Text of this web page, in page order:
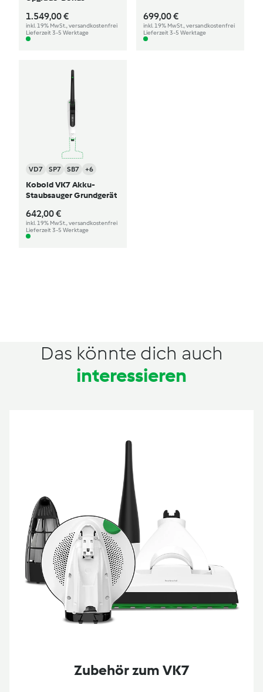
1.549,00 €
inkl. 19% MwSt., versandkostenfrei
Lieferzeit 3-5 Werktage
699,00 €
inkl. 19% MwSt., versandkostenfrei
Lieferzeit 3-5 Werktage
VD7 SP7 SB7 +6
Kobold VK7 Akku-
Staubsauger Grundgerät
642,00 €
inkl. 19% MwSt., versandkostenfrei
Lieferzeit 3-5 Werktage
Das könnte dich auch
interessieren
Zubehör zum VK7